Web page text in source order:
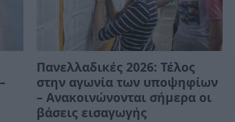
Πανελλαδικές 2026: Τέλος
στην αγωνία των υποψηφίων
– Ανακοινώνονται σήμερα οι
βάσεις εισαγωγής